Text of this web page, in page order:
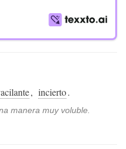
, incierto.
manera muy voluble.